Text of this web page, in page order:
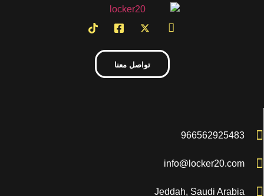
تواصل معنا
966562925483
info@locker20.com
Jeddah, Saudi Arabia